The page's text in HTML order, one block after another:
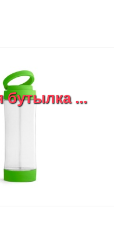
бутылка ...